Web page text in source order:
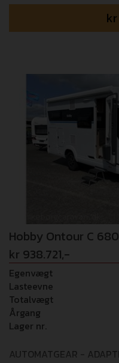
kr
Hobby Ontour C
kr 938.721,-
Egenvægt
Lasteevne
Totalvægt
Årgang
Lager nr.
AUTOMATGEAR -